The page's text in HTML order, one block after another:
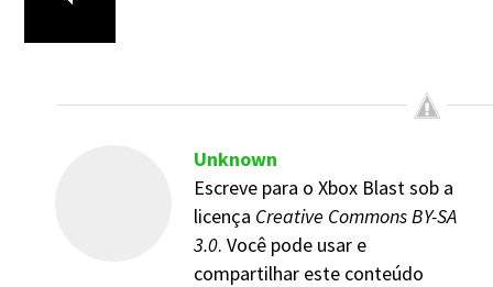
Unknown
Escreve para o Xbox Blast sob a
licença Creative Commons BY-SA
3.0. Você pode usar e
compartilhar este conteúdo